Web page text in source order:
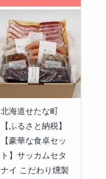
北海道せたな町
【ふるさと納税】
【豪華な食卓セッ
ト】サッカムセタ
ナイ こだわり燻製